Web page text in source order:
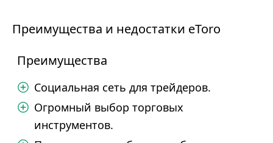
Преимущества и недостатки eToro
Преимущества
Социальная сеть для трейдеров.
Огромный выбор торговых
инструментов.